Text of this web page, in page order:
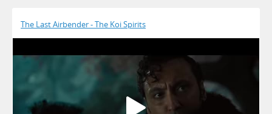
The Last Airbender - The Koi Spirits